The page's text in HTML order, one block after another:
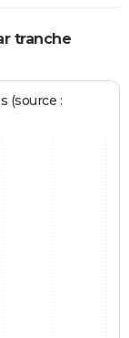
tranche
(source :